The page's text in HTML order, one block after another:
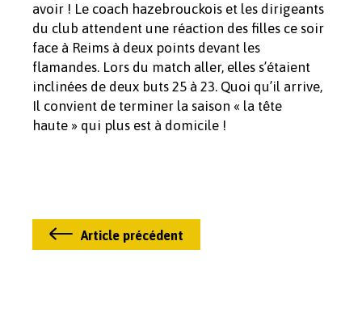
avoir ! Le coach hazebrouckois et les dirigeants
du club attendent une réaction des filles ce soir
face à Reims à deux points devant les
flamandes. Lors du match aller, elles s’étaient
inclinées de deux buts 25 à 23. Quoi qu’il arrive,
Il convient de terminer la saison « la tête
haute » qui plus est à domicile !
Article précédent